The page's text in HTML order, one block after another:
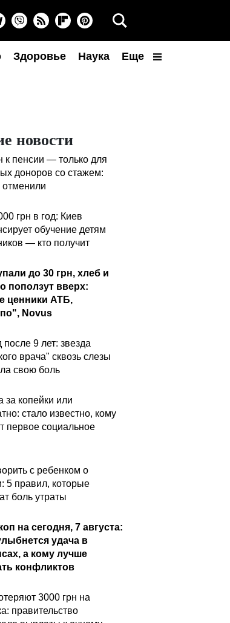
Здоровье Наука Еще
новости
к пенсии — только для
доноров со стажем:
грн в год: Киев
обучение детям
— кто получит
до 30 грн, хлеб и
поползут вверх:
ценники АТБ,
Novus
после 9 лет: звезда
врача" сквозь слезы
свою боль
за копейки или
стало известно, кому
первое социальное
с ребенком о
5 правил, которые
боль утраты
на сегодня, 7 августа:
удача в
а кому лучше
конфликтов
3000 грн на
правительство